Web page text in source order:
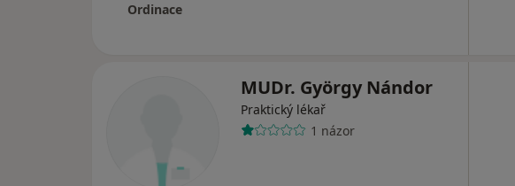
Ordinace
MUDr. György Nándor
Praktický lékař
1 názor